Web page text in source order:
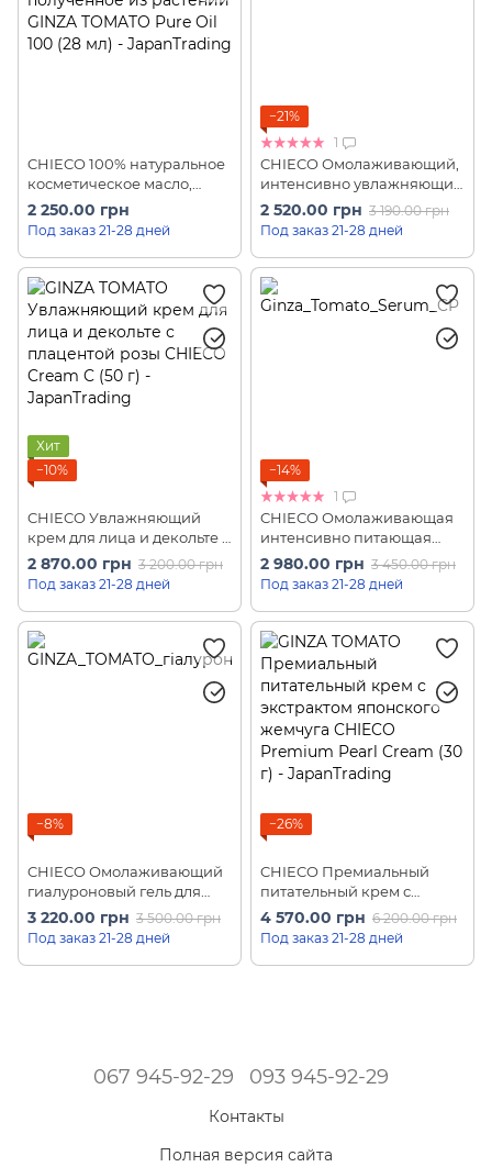
CHIECO 100% натуральное
косметическое масло,
полученное из растений
GINZA TOMATO Pure Oil 100
(28 мл)
2 250.00 грн
Под заказ 21-28 дней
−21%
1
CHIECO Омолаживающий,
интенсивно увлажняющий
лосьон для лица и декольте
GINZA TOMATO Lotion CP
(100 мл)
2 520.00 грн 3 190.00 грн
Под заказ 21-28 дней
Хит
−10%
CHIECO Увлажняющий
крем для лица и декольте с
плацентой розы GINZA
TOMATO Cream C (50 г)
2 870.00 грн 3 200.00 грн
Под заказ 21-28 дней
−14%
1
CHIECO Омолаживающая
интенсивно питающая
сыворотка для
чувствительной кожи
GINZA TOMATO Serum CP
(30 мл)
2 980.00 грн 3 450.00 грн
Под заказ 21-28 дней
−8%
CHIECO Омолаживающий
гиалуроновый гель для
лица с плацентой розы
GINZA TOMATO Face Gel C
(50 мл)
3 220.00 грн 3 500.00 грн
Под заказ 21-28 дней
−26%
CHIECO Премиальный
питательный крем с
экстрактом японского
жемчуга GINZA TOMATO
Premium Pearl Cream (30 г)
4 570.00 грн 6 200.00 грн
Под заказ 21-28 дней
067 945-92-29 093 945-92-29
Контакты
Полная версия сайта